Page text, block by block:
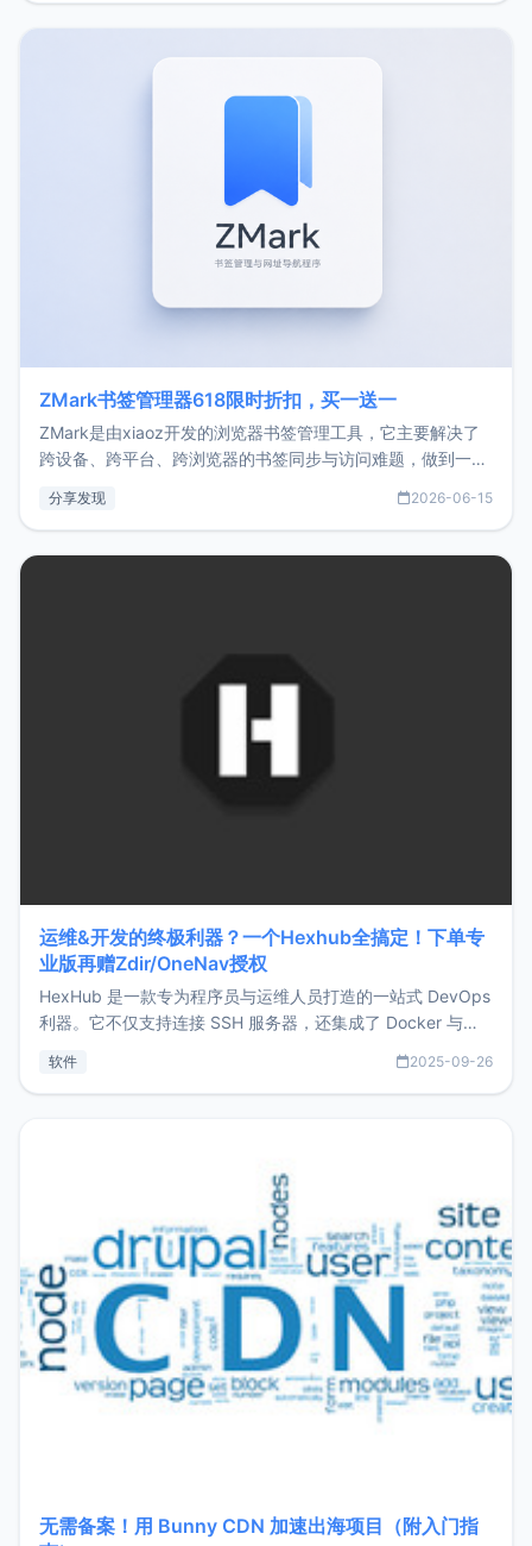
ZMark书签管理器618限时折扣，买一送一
ZMark是由xiaoz开发的浏览器书签管理工具，它主要解决了
跨设备、跨平台、跨浏览器的书签同步与访问难题，做到一处
用，让管理更高效。ZMark官网地址：
分享发现 2026-06-15
运维&开发的终极利器？一个Hexhub全搞定！下单专
业版再赠Zdir/OneNav授权
HexHub 是一款专为程序员与运维人员打造的一站式 DevOps
利器。它不仅支持连接 SSH 服务器，还集成了 Docker 与常
件间频繁切换，仅凭 HexHub 即可同时搞定运维与数据库操
软件 2025-09-26
无需备案！用 Bunny CDN 加速出海项目（附入门指